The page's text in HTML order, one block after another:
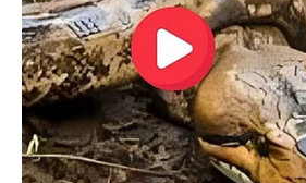
Emocije postaju
Pred vama su veoma važni trenuci.
VODOLIJA